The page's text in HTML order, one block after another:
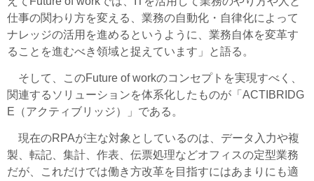
仕事の関わり方を変える、業務の自動化・自律化によって
ナレッジの活用を進めるというように、業務自体を変革す
ることを進むべき領域と捉えています」と語る。
そして、このFuture of workのコンセプトを実現すべく、
関連するソリューションを体系化したものが「ACTIBRIDG
E（アクティブリッジ）」である。
現在のRPAが主な対象としているのは、データ入力や複
製、転記、集計、作表、伝票処理などオフィスの定型業務
だが、これだけでは働き方改革を目指すにはあまりにも適